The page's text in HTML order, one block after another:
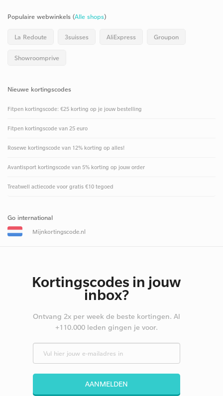
Populaire webwinkels (Alle shops)
La Redoute 3suisses AliExpress Groupon
Showroomprive
Nieuwe kortingscodes
Fitpen kortingscode: €25 korting op je jouw bestelling
Fitpen kortingscode van 25 euro
Rosewe kortingscode van 12% korting op alles!
Avantisport kortingscode van 5% korting op jouw order
Treatwell actiecode voor gratis €10 tegoed
Go international
Mijnkortingscode.nl
Kortingscodes in jouw
inbox?
Ontvang 2x per week de beste kortingen. Al
+110.000 leden gingen je voor.
AANMELDEN